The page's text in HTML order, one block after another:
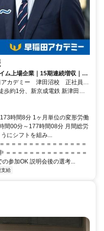
ム上場企業｜15期連続増収｜本
アカデミー 津田沼校 正社員
歩約1分、新京成電鉄 新津田沼
沼北口徒歩約16分
時間8分 1ヶ月単位の変形労働
間00分～177時間08分 月間総労
にシフトを組み...
＝＝＝＝＝＝＝＝＝＝＝＝＝＝
＝＝＝＝＝＝＝＝＝＝＝＝＝＝
参加OK 説明会後の選考...
支給